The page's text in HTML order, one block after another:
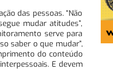
das pessoas. “Não
mudar atitudes”,
serve para
saber o que mudar”,
do conteúdo
E devem